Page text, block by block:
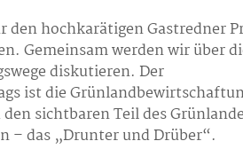
den hochkarätigen Gastredner
Gemeinsam werden wir über
diskutieren. Der
ist die
sichtbaren Teil des
– das „Drunter und Drüber“.